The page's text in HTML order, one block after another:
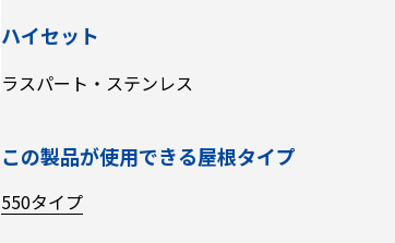
ハイセット
ラスパート・ステンレス
この製品が使用できる屋根タイプ
550タイプ